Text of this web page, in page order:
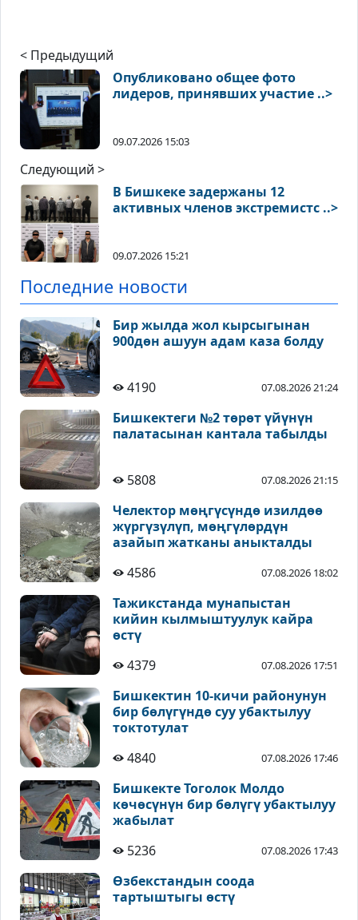
< Предыдущий
Опубликовано общее фото
лидеров, принявших участие ..>
09.07.2026 15:03
Следующий >
В Бишкеке задержаны 12
активных членов экстремистс ..>
09.07.2026 15:21
Последние новости
Бир жылда жол кырсыгынан
900дөн ашуун адам каза болду
4190 07.08.2026 21:24
Бишкектеги №2 төрөт үйүнүн
палатасынан кантала табылды
5808 07.08.2026 21:15
Челектор мөңгүсүндө изилдөө
жүргүзүлүп, мөңгүлөрдүн
азайып жатканы аныкталды
4586
07.08.2026 18:02
Тажикстанда мунапыстан
кийин кылмыштуулук кайра
өстү
4379
07.08.2026 17:51
Бишкектин 10-кичи районунун
бир бөлүгүндө суу убактылуу
токтотулат
4840
07.08.2026 17:46
Бишкекте Тоголок Молдо
көчөсүнүн бир бөлүгү убактылуу
жабылат
5236
07.08.2026 17:43
Өзбекстандын соода
тартыштыгы өстү